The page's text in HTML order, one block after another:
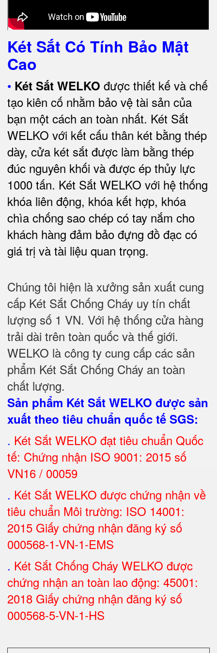
Két Sắt Có Tính Bảo Mật
Cao
• Két Sắt WELKO được thiết kế và chế
tạo kiên cố nhằm bảo vệ tài sản của
bạn một cách an toàn nhất. Két Sắt
WELKO với kết cấu thân két bằng thép
dày, cửa két sắt được làm bằng thép
đúc nguyên khối và được ép thủy lực
1000 tấn. Két Sắt WELKO với hệ thống
khóa liên động, khóa kết hợp, khóa
chìa chống sao chép có tay nắm cho
khách hàng đảm bảo đựng đồ đạc có
giá trị và tài liệu quan trọng.
Chúng tôi hiện là xưởng sản xuất cung
cấp Két Sắt Chống Cháy uy tín chất
lượng số 1 VN. Với hệ thống cửa hàng
trải dài trên toàn quốc và thế giới.
WELKO là công ty cung cấp các sản
phẩm Két Sắt Chống Cháy an toàn
chất lượng.
Sản phẩm Két Sắt WELKO được sản
xuất theo tiêu chuẩn quốc tế SGS:
. Két Sắt WELKO đạt tiêu chuẩn Quốc
tế: Chứng nhận ISO 9001: 2015 số
VN16 / 00059
. Két Sắt WELKO được chứng nhận về
tiêu chuẩn Môi trường: ISO 14001:
2015 Giấy chứng nhận đăng ký số
000568-1-VN-1-EMS
. Két Sắt Chống Cháy WELKO được
chứng nhận an toàn lao động: 45001:
2018 Giấy chứng nhận đăng ký số
000568-5-VN-1-HS